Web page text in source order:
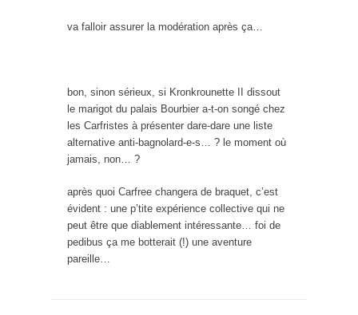
va falloir assurer la modération après ça…
bon, sinon sérieux, si Kronkrounette II dissout
le marigot du palais Bourbier a-t-on songé chez
les Carfristes à présenter dare-dare une liste
alternative anti-bagnolard-e-s… ? le moment où
jamais, non… ?
après quoi Carfree changera de braquet, c’est
évident : une p’tite expérience collective qui ne
peut être que diablement intéressante… foi de
pedibus ça me botterait (!) une aventure
pareille…